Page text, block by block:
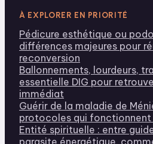
À EXPLORER EN PRIORITÉ
Pédicure esthétique ou
différences majeures pour
reconversion
Ballonnements, lourdeurs,
essentielle DIG pour
immédiat
Guérir de la maladie de
protocoles qui
Entité spirituelle : entre
parasite énergétique,